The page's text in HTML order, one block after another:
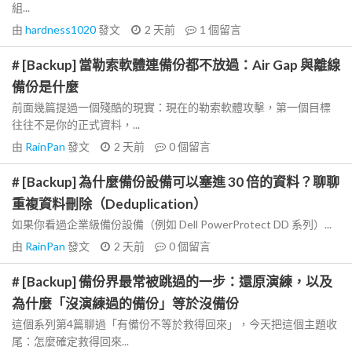
組...
由 hardness1020發文 2 天前 1 個留言
# [Backup] 當勒索軟體連備份都不放過：Air Gap 與離線
備份是什麼
前面幾篇提過一個殘酷的現實：現在的勒索軟體攻擊，第一個目標
往往不是你的正式資料，...
由 RainPan 發文 2 天前 0個留言
# [Backup] 為什麼備份設備可以塞進 30 倍的資料？聊聊
重複資料刪除（Deduplication）
如果你看過企業級備份設備（例如 Dell PowerProtect DD 系列）...
由 RainPan 發文 2 天前 0個留言
# [Backup] 備份界最常被跳過的一步：還原演練，以及
為什麼「沒演練過的備份」等於沒備份
這個系列第4篇聊過「有備份不等於救得回來」，今天把這個主題收
尾：怎麼確定救得回來...